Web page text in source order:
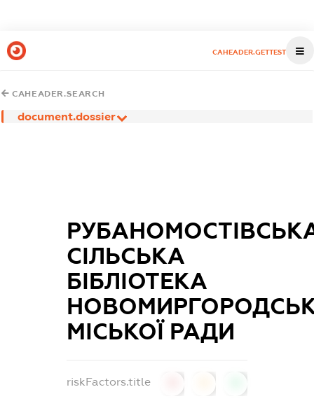
CAHEADER.GETTEST
CAHEADER.SEARCH
document.dossier
СІЛЬСЬКА
БІБЛІОТЕКА
МІСЬКОЇ РАДИ
riskFactors.title